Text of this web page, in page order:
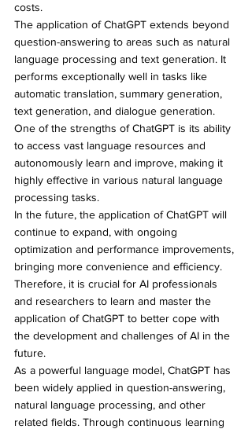
costs.
The application of ChatGPT extends beyond
question-answering to areas such as natural
language processing and text generation. It
performs exceptionally well in tasks like
automatic translation, summary generation,
text generation, and dialogue generation.
One of the strengths of ChatGPT is its ability
to access vast language resources and
autonomously learn and improve, making it
highly effective in various natural language
processing tasks.
In the future, the application of ChatGPT will
continue to expand, with ongoing
optimization and performance improvements,
bringing more convenience and efficiency.
Therefore, it is crucial for AI professionals
and researchers to learn and master the
application of ChatGPT to better cope with
the development and challenges of AI in the
future.
As a powerful language model, ChatGPT has
been widely applied in question-answering,
natural language processing, and other
related fields. Through continuous learning